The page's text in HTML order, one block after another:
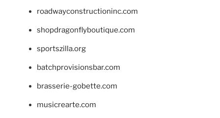
roadwayconstructioninc.com
shopdragonflyboutique.com
sportszilla.org
batchprovisionsbar.com
brasserie-gobette.com
musicrearte.com